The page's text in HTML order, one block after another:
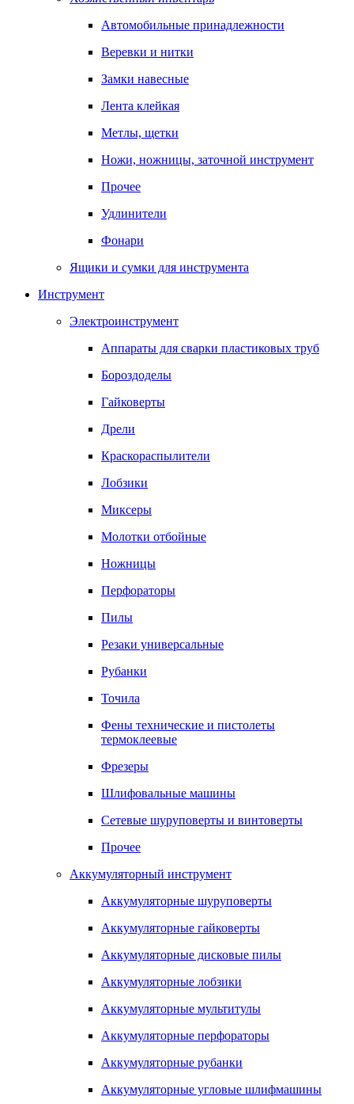
Автомобильные принадлежности
Веревки и нитки
Замки навесные
Лента клейкая
Метлы, щетки
Ножи, ножницы, заточной инструмент
Прочее
Удлинители
Фонари
Ящики и сумки для инструмента
Инструмент
Электроинструмент
Аппараты для сварки пластиковых труб
Бороздоделы
Гайковерты
Дрели
Краскораспылители
Лобзики
Миксеры
Молотки отбойные
Ножницы
Перфораторы
Пилы
Резаки универсальные
Рубанки
Точила
Фены технические и пистолеты
термоклеевые
Фрезеры
Шлифовальные машины
Сетевые шуруповерты и винтоверты
Прочее
Аккумуляторный инструмент
Аккумуляторные шуруповерты
Аккумуляторные гайковерты
Аккумуляторные дисковые пилы
Аккумуляторные лобзики
Аккумуляторные мультитулы
Аккумуляторные перфораторы
Аккумуляторные рубанки
Аккумуляторные угловые шлифмашины